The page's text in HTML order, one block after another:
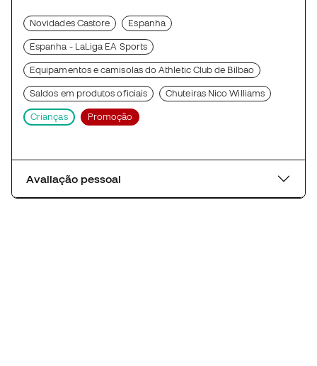
Novidades Castore Espanha
Espanha - LaLiga EA Sports
Equipamentos e camisolas do Athletic Club de Bilbao
Saldos em produtos oficiais Chuteiras Nico Williams
Crianças Promoção
Avaliação pessoal